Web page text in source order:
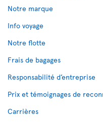
Notre marque
Info voyage
Notre flotte
Frais de bagages
Responsabilité d’entreprise
Prix et témoignages de
Carrières